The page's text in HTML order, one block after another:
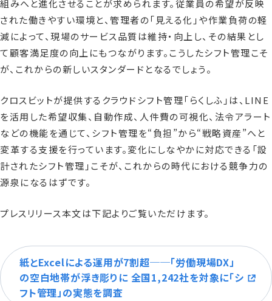
組みへと進化させることが求められます。従業員の希望が反映
された働きやすい環境と、管理者の「見える化」や作業負荷の軽
減によって、現場のサービス品質は維持・向上し、その結果とし
て顧客満足度の向上にもつながります。こうしたシフト管理こそ
が、これからの新しいスタンダードとなるでしょう。
クロスビットが提供するクラウドシフト管理「らくしふ」は、LINE
を活用した希望収集、自動作成、人件費の可視化、法令アラート
などの機能を通じて、シフト管理を“負担”から“戦略資産”へと
変革する支援を行っています。変化にしなやかに対応できる「設
計されたシフト管理」こそが、これからの時代における競争力の
源泉になるはずです。
プレスリリース本文は下記よりご覧いただけます。
紙とExcelによる運用が7割超──「労働現場DX」
の空白地帯が浮き彫りに 全国1,242社を対象に「シ
フト管理」の実態を調査